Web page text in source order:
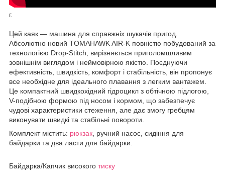
г.
Цей каяк — машина для справжніх шукачів пригод.
Абсолютно новий TOMAHAWK AIR-K повністю побудований за
технологією Drop-Stitch, вирізняється приголомшливим
зовнішнім виглядом і неймовірною якістю. Поєднуючи
ефективність, швидкість, комфорт і стабільність, він пропонує
все необхідне для ідеального плавання з легким вантажем.
Це компактний швидкохідний гідроцикл з обтічною підлогою,
V-подібною формою під носом і кормом, що забезпечує
чудові характеристики стеження, але дає змогу гребцям
виконувати швидкі та стабільні повороти.
Комплект містить: рюкзак , ручний насос, сидіння для
байдарки та два ласти для байдарки.
Байдарка/Капчик високого тиску